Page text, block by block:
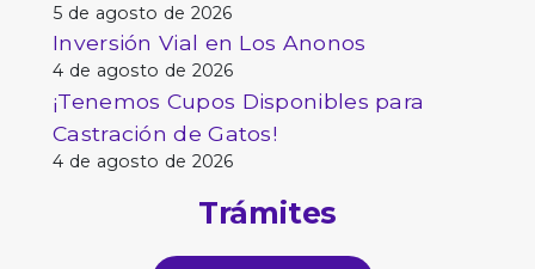
5 de agosto de 2026
Inversión Vial en Los Anonos
4 de agosto de 2026
¡Tenemos Cupos Disponibles para
Castración de Gatos!
4 de agosto de 2026
Trámites